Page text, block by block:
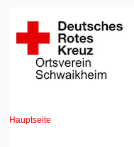
Hauptseite